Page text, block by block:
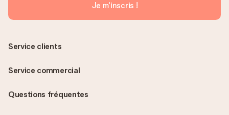
Je m'inscris !
Questions fréquentes
Service clients
Service commercial